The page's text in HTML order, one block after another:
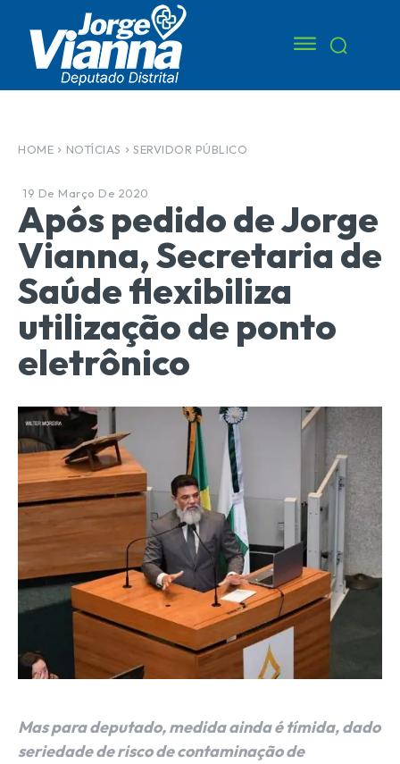
HOME NOTÍCIAS SERVIDOR PÚBLICO
19 De Março De 2020
Após pedido de Jorge
Vianna, Secretaria de
Saúde flexibiliza
utilização de ponto
eletrônico
Mas para deputado, medida ainda é tímida, dado
seriedade de risco de contaminação de